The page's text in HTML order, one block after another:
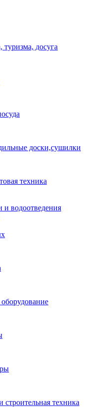
туризма, досуга
доски,сушилки
техника
и водоотведения
строительная техника